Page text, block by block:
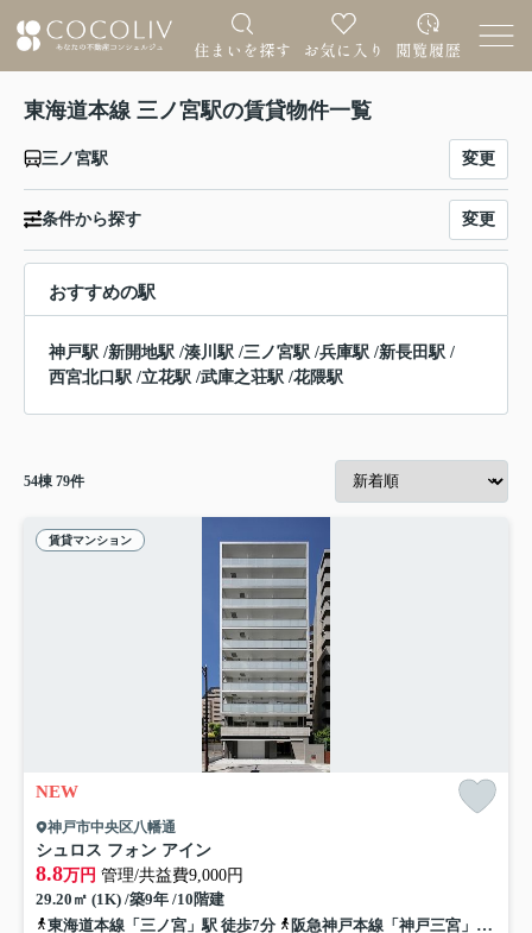
東海道本線 三ノ宮駅の賃貸物件一覧
三ノ宮駅 変更
条件から探す 変更
おすすめの駅
神戸駅 /新開地駅 /湊川駅 /三ノ宮駅 /兵庫駅 /新長田駅 /
西宮北口駅 /立花駅 /武庫之荘駅 /花隈駅
54棟 79件
賃貸マンション
NEW
神戸市中央区八幡通
シュロス フォン アイン
8.8万円 管理/共益費9,000円
29.20㎡ (1K) /築9年 /10階建
東海道本線「三ノ宮」駅 徒歩7分
阪急神戸本線「神戸三宮」駅 徒歩8分